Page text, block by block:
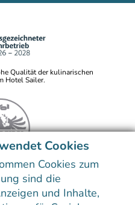
Qualität der kulinarischen
Hotel Sailer.
Erklärung zur Barrierefreiheit
Cookies
Cookies zum
sind die
und Inhalte,